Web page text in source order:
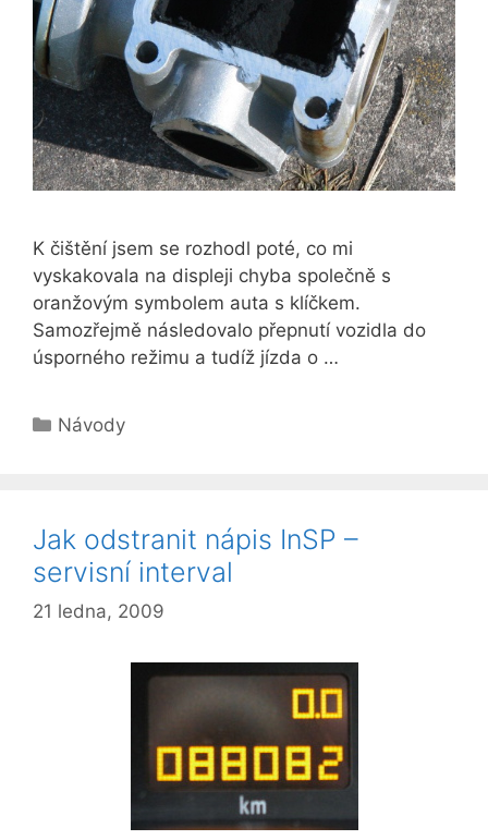
K čištění jsem se rozhodl poté, co mi
vyskakovala na displeji chyba společně s
oranžovým symbolem auta s klíčkem.
Samozřejmě následovalo přepnutí vozidla do
úsporného režimu a tudíž jízda o …
Rubriky
Návody
Jak odstranit nápis InSP –
servisní interval
21 ledna, 2009